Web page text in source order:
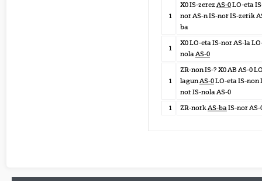
1
X0 IS-zerez AS-0LO-eta
nor AS-n IS-nor IS-zerik
ba
1
X0 LO-eta IS-nor AS-la
nolaAS-0
1
ZR-non IS-? X0 AB AS-0
lagunAS-0LO-eta IS-non
nor IS-nola AS-0
1
ZR-norkAS-baIS-nor AS-